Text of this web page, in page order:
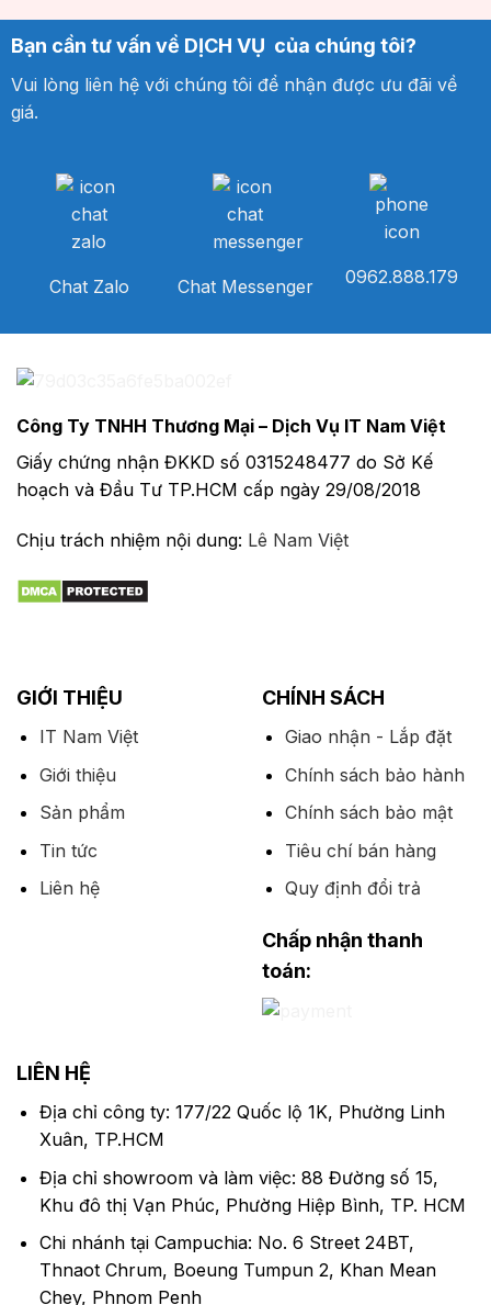
Bạn cần tư vấn về DỊCH VỤ của chúng tôi?
Vui lòng liên hệ với chúng tôi để nhận được ưu đãi về
giá.
Chat Zalo Chat Messenger 0962.888.179
Công Ty TNHH Thương Mại – Dịch Vụ IT Nam Việt
Giấy chứng nhận ĐKKD số 0315248477 do Sở Kế
hoạch và Đầu Tư TP.HCM cấp ngày 29/08/2018
Chịu trách nhiệm nội dung: Lê Nam Việt
GIỚI THIỆU
IT Nam Việt
Giới thiệu
Sản phẩm
Tin tức
Liên hệ
CHÍNH SÁCH
Giao nhận - Lắp đặt
Chính sách bảo hành
Chính sách bảo mật
Tiêu chí bán hàng
Quy định đổi trả
Chấp nhận thanh
toán:
LIÊN HỆ
Địa chỉ công ty: 177/22 Quốc lộ 1K, Phường Linh
Xuân, TP.HCM
Địa chỉ showroom và làm việc: 88 Đường số 15,
Khu đô thị Vạn Phúc, Phường Hiệp Bình, TP. HCM
Chi nhánh tại Campuchia: No. 6 Street 24BT,
Thnaot Chrum, Boeung Tumpun 2, Khan Mean
Chey, Phnom Penh